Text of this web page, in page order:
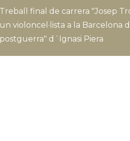
Treball final de carrera "Josep
un violoncel·lista a la Barcelona
postguerra" d´Ignasi Piera